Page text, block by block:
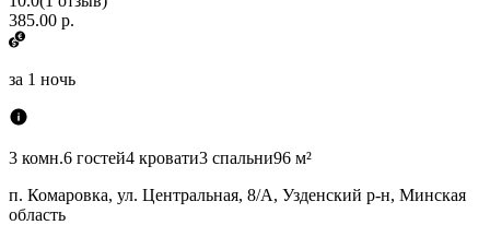
385.00 р.
за 1 ночь
3 комн.6 гостей4 кровати3 спальни96 м²
п. Комаровка, ул. Центральная, 8/А, Узденский р-н, Минская
область